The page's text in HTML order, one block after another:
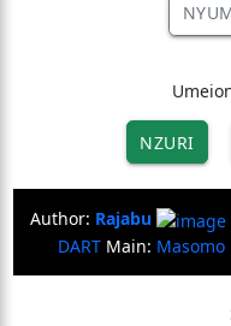
NZURI
Author: Rajabu
DARTMain: Masomo